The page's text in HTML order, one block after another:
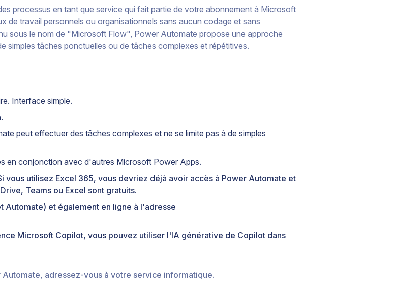
processus en tant que service qui fait partie de votre abonnement à Microsoft
de travail personnels ou organisationnels sans aucun codage et sans
sous le nom de "Microsoft Flow", Power Automate propose une approche
simples tâches ponctuelles ou de tâches complexes et répétitives.
Interface simple.
peut effectuer des tâches complexes et ne se limite pas à de simples
en conjonction avec d'autres Microsoft Power Apps.
vous utilisez Excel 365, vous devriez déjà avoir accès à Power Automate et
Teams ou Excel sont gratuits.
Automate) et également en ligne à l'adresse
Microsoft Copilot, vous pouvez utiliser l'IA générative de Copilot dans
adressez-vous à votre service informatique.